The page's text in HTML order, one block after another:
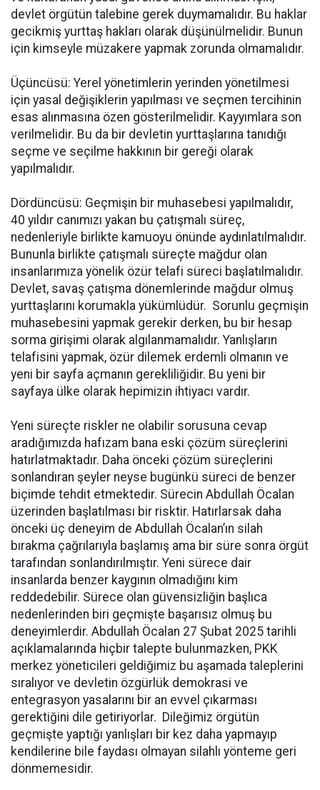
devlet örgütün talebine gerek duymamalıdır. Bu haklar
gecikmiş yurttaş hakları olarak düşünülmelidir. Bunun
için kimseyle müzakere yapmak zorunda olmamalıdır.
Üçüncüsü: Yerel yönetimlerin yerinden yönetilmesi
için yasal değişiklerin yapılması ve seçmen tercihinin
esas alınmasına özen gösterilmelidir. Kayyımlara son
verilmelidir. Bu da bir devletin yurttaşlarına tanıdığı
seçme ve seçilme hakkının bir gereği olarak
yapılmalıdır.
Dördüncüsü: Geçmişin bir muhasebesi yapılmalıdır,
40 yıldır canımızı yakan bu çatışmalı süreç,
nedenleriyle birlikte kamuoyu önünde aydınlatılmalıdır.
Bununla birlikte çatışmalı süreçte mağdur olan
insanlarımıza yönelik özür telafi süreci başlatılmalıdır.
Devlet, savaş çatışma dönemlerinde mağdur olmuş
yurttaşlarını korumakla yükümlüdür. Sorunlu geçmişin
muhasebesini yapmak gerekir derken, bu bir hesap
sorma girişimi olarak algılanmamalıdır. Yanlışların
telafisini yapmak, özür dilemek erdemli olmanın ve
yeni bir sayfa açmanın gerekliliğidir. Bu yeni bir
sayfaya ülke olarak hepimizin ihtiyacı vardır.
Yeni süreçte riskler ne olabilir sorusuna cevap
aradığımızda hafızam bana eski çözüm süreçlerini
hatırlatmaktadır. Daha önceki çözüm süreçlerini
sonlandıran şeyler neyse bugünkü süreci de benzer
biçimde tehdit etmektedir. Sürecin Abdullah Öcalan
üzerinden başlatılması bir risktir. Hatırlarsak daha
önceki üç deneyim de Abdullah Öcalan’ın silah
bırakma çağrılarıyla başlamış ama bir süre sonra örgüt
tarafından sonlandırılmıştır. Yeni sürece dair
insanlarda benzer kaygının olmadığını kim
reddedebilir. Sürece olan güvensizliğin başlıca
nedenlerinden biri geçmişte başarısız olmuş bu
deneyimlerdir. Abdullah Öcalan 27 Şubat 2025 tarihli
açıklamalarında hiçbir talepte bulunmazken, PKK
merkez yöneticileri geldiğimiz bu aşamada taleplerini
sıralıyor ve devletin özgürlük demokrasi ve
entegrasyon yasalarını bir an evvel çıkarması
gerektiğini dile getiriyorlar. Dileğimiz örgütün
geçmişte yaptığı yanlışları bir kez daha yapmayıp
kendilerine bile faydası olmayan silahlı yönteme geri
dönmemesidir.